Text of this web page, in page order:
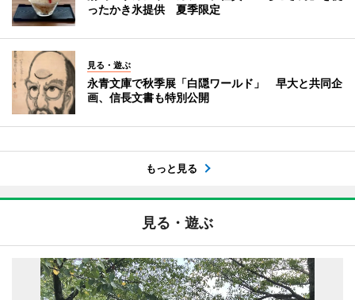
ったかき氷提供 夏季限定
見る・遊ぶ
永青文庫で秋季展「白隠ワールド」 早大と共同企
画、信長文書も特別公開
もっと見る
見る・遊ぶ